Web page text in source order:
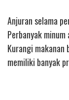
Anjuran selama
Perbanyak
Kurangi
memiliki banyak